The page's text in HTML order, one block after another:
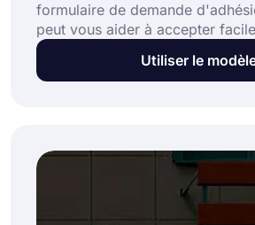
formulaire de demande
peut vous aider à accepter
inscriptions en ligne. De cette
processus d'inscription sera
aucun code pour personnaliser
Utiliser le